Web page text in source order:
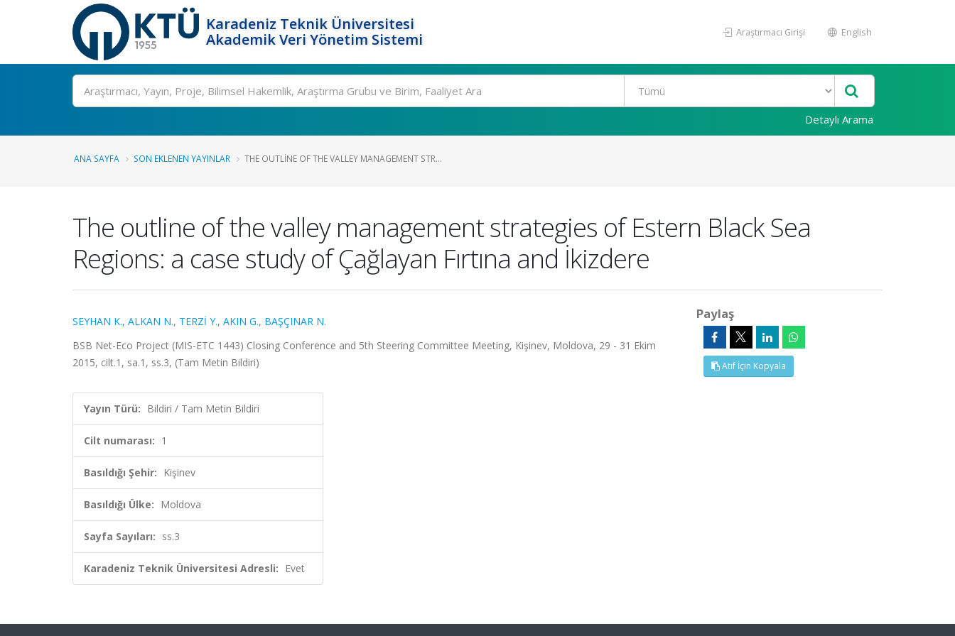
Karadeniz Teknik Üniversitesi
Akademik Veri Yönetim Sistemi
Araştırmacı Girişi English
Ara
Detaylı Arama
ANA SAYFA SON EKLENEN YAYINLAR THE OUTLINE OF THE VALLEY MANAGEMENT STR...
The outline of the valley management strategies of Estern Black Sea
Regions: a case study of Çağlayan Fırtına and İkizdere
SEYHAN K., ALKAN N., TERZİ Y., AKIN G., BAŞÇINAR N.
BSB Net-Eco Project (MIS-ETC 1443) Closing Conference and 5th Steering Committee Meeting, Kişinev, Moldova, 29 - 31 Ekim
2015, cilt.1, sa.1, ss.3, (Tam Metin Bildiri)
Yayın Türü: Bildiri / Tam Metin Bildiri
Cilt numarası: 1
Basıldığı Şehir: Kişinev
Basıldığı Ülke: Moldova
Sayfa Sayıları: ss.3
Karadeniz Teknik Üniversitesi Adresli: Evet
Paylaş
Atıf İçin Kopyala